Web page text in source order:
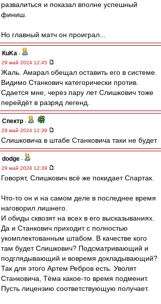
развалиться и показал вполне успешный
финиш.
Но главный матч он проиграл...
КuKa -
29 май 2024 12:45
Жаль. Амарал обещал оставить его в системе.
Видимо Станкович категорически против.
Сдается мне, через пару лет Слишкович тоже
перейдёт в разряд легенд.
Спектр -
29 май 2024 12:39
Слишковича в штабе Станковича таки не будет
dodge -
29 май 2024 12:39
Говорят, Слишкович всё же покидает Спартак.
Что-то он и на самом деле в последнее время
наговорил лишнего.
И обиды сквозят на всех в его высказываниях.
Да и Станкович приходит с полностью
укомплектованным штабом. В качестве кого
там будет Слишкович? Подсматривающий и
подглядывающий и вовремя докладывающий?
Так для этого Артем Ребров есть. Уволят
Станковича, Тёма какое-то время подменит.
Пусть лицензию соответствующую получает.